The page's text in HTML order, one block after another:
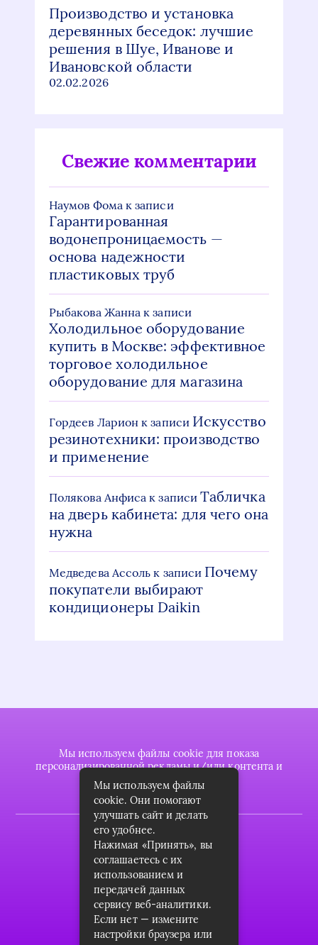
Производство и установка
деревянных беседок: лучшие
решения в Шуе, Иванове и
Ивановской области
02.02.2026
Свежие комментарии
Наумов Фома к записи
Гарантированная
водонепроницаемость —
основа надежности
пластиковых труб
Рыбакова Жанна к записи
Холодильное оборудование
купить в Москве: эффективное
торговое холодильное
оборудование для магазина
Гордеев Ларион к записи Искусство
резинотехники: производство
и применение
Полякова Анфиса к записиТабличка
на дверь кабинета: для чего она
нужна
Медведева Ассоль к записи Почему
покупатели выбирают
кондиционеры Daikin
Мы используем файлы cookie для показа
персонализированной рекламы и/или контента и
анализа нашего трафика.
2022 © plasttrubkomplekt.ru
Карта сайта
Контакты
О проекте
Пользовательское соглашение
Мы используем файлы
cookie. Они помогают
улучшать сайт и делать
его удобнее.
Нажимая «Принять», вы
соглашаетесь с их
использованием и
передачей данных
сервису веб-аналитики.
Если нет — измените
настройки браузера или